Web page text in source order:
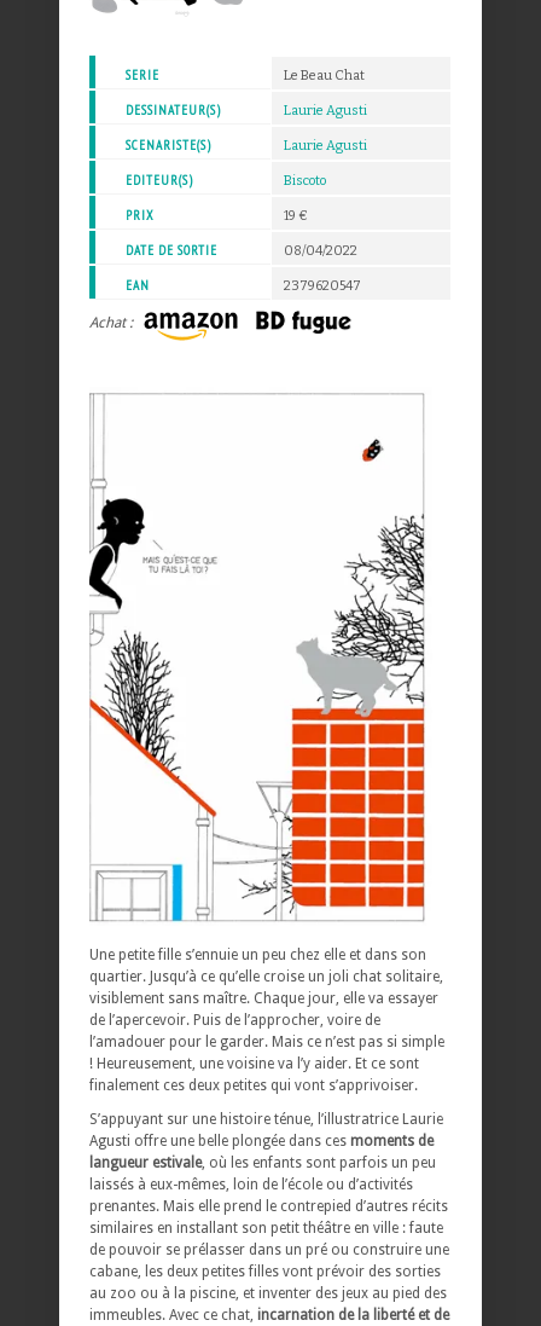
SERIE Le Beau Chat
DESSINATEUR(S) Laurie Agusti
SCENARISTE(S) Laurie Agusti
EDITEUR(S) Biscoto
PRIX 19 €
DATE DE SORTIE 08/04/2022
EAN 2379620547
Achat :
Une petite fille s’ennuie un peu chez elle et dans son
quartier. Jusqu’à ce qu’elle croise un joli chat solitaire,
visiblement sans maître. Chaque jour, elle va essayer
de l’apercevoir. Puis de l’approcher, voire de
l’amadouer pour le garder. Mais ce n’est pas si simple
! Heureusement, une voisine va l’y aider. Et ce sont
finalement ces deux petites qui vont s’apprivoiser.
S’appuyant sur une histoire ténue, l’illustratrice Laurie
Agusti offre une belle plongée dans ces moments de
langueur estivale, où les enfants sont parfois un peu
laissés à eux-mêmes, loin de l’école ou d’activités
prenantes. Mais elle prend le contrepied d’autres récits
similaires en installant son petit théâtre en ville : faute
de pouvoir se prélasser dans un pré ou construire une
cabane, les deux petites filles vont prévoir des sorties
au zoo ou à la piscine, et inventer des jeux au pied des
immeubles. Avec ce chat, incarnation de la liberté et de